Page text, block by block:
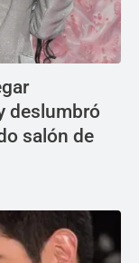
deslumbró
salón de